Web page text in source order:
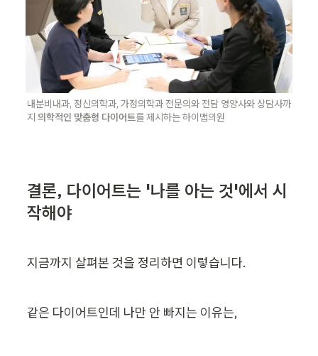
내분비내과, 정신의학과, 가정의학과 전문의와 전담 영양사와 상담사까
지 의학적인 맞춤형 다이어트를 제시하는 하이맵의원
결론, 다이어트는 '나를 아는 것'에서 시
작해야
지금까지 살펴본 것을 정리하면 이렇습니다.
같은 다이어트인데 나만 안 빠지는 이유는,